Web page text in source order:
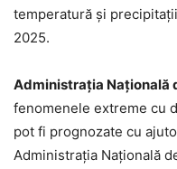
temperatură și
2025.
Administrația Națională
fenomenele extreme cu
pot fi prognozate cu
Administrația Națională